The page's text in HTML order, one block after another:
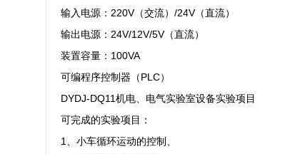
输入电源：220V（交流）/24V（直流）
输出电源：24V/12V/5V（直流）
装置容量：100VA
可编程序控制器（PLC）
DYDJ-DQ11机电、电气实验室设备实验项目
可完成的实验项目：
1、小车循环运动的控制、